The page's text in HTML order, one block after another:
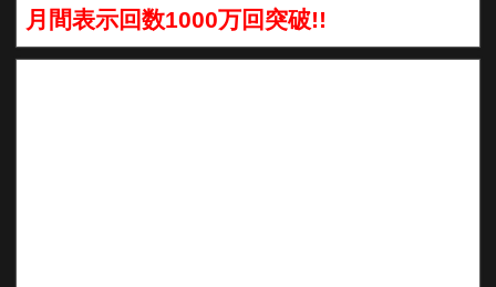
月間表示回数1000万回突破!!